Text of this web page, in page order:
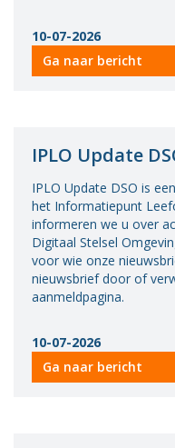
10-07-2026
Ga naar bericht
IPLO Update
IPLO Update DSO is
het Informatiepunt
informeren we u over
Digitaal Stelsel
voor wie onze
nieuwsbrief door of
aanmeldpagina.
10-07-2026
Ga naar bericht